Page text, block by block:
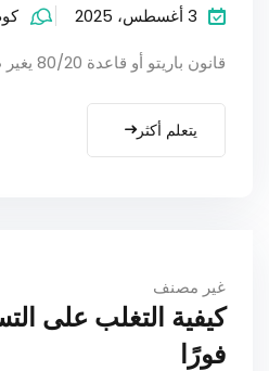
3 أغسطس، 2025
قانون باريتو أو قاعدة 80/20 يغير طريقة تفكيرك…
يتعلم أكثر
غير مصنف
كيفية التغلب على
فورًا